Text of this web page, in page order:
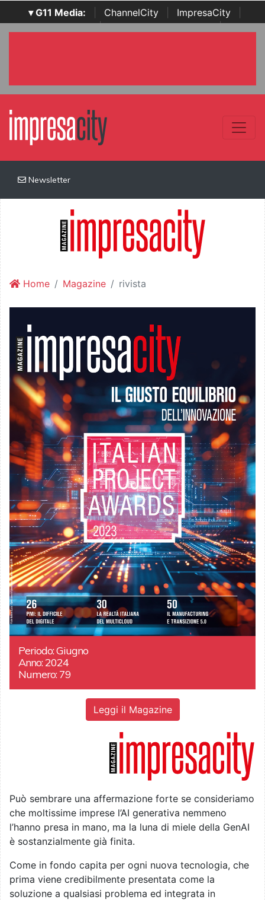
▾ G11 Media: ChannelCity ImpresaCity
SecurityOpenLab | Italian Channel Awards | Italian
Newsletter
Home Magazine rivista
Periodo: Giugno
Anno: 2024
Numero: 79
Leggi il Magazine
Può sembrare una affermazione forte se consideriamo
che moltissime imprese l’AI generativa nemmeno
l’hanno presa in mano, ma la luna di miele della GenAI
è sostanzialmente già finita.
Come in fondo capita per ogni nuova tecnologia, che
prima viene credibilmente presentata come la
soluzione a qualsiasi problema ed integrata in